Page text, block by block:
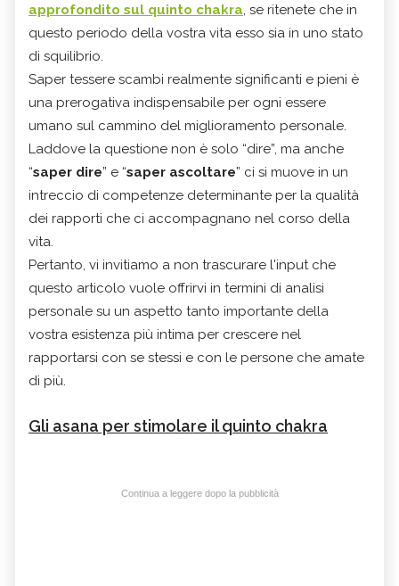
approfondito sul quinto chakra, se ritenete che in
questo periodo della vostra vita esso sia in uno stato
di squilibrio.
Saper tessere scambi realmente significanti e pieni è
una prerogativa indispensabile per ogni essere
umano sul cammino del miglioramento personale.
Laddove la questione non è solo “dire”, ma anche
“saper dire” e “saper ascoltare” ci si muove in un
intreccio di competenze determinante per la qualità
dei rapporti che ci accompagnano nel corso della
vita.
Pertanto, vi invitiamo a non trascurare l'input che
questo articolo vuole offrirvi in termini di analisi
personale su un aspetto tanto importante della
vostra esistenza più intima per crescere nel
rapportarsi con se stessi e con le persone che amate
di più.
Gli asana per stimolare il quinto chakra
Continua a leggere dopo la pubblicità